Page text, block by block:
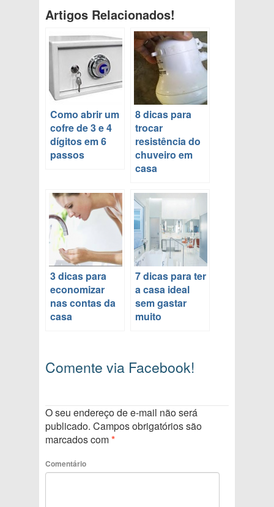
Artigos Relacionados!
Como abrir um
cofre de 3 e 4
dígitos em 6
passos
8 dicas para
trocar
resistência do
chuveiro em
casa
3 dicas para
economizar
nas contas da
casa
7 dicas para ter
a casa ideal
sem gastar
muito
Comente via Facebook!
O seu endereço de e-mail não será
publicado. Campos obrigatórios são
marcados com*
Comentário